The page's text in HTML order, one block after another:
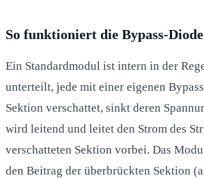
So funktioniert die Bypass-Diode
Ein Standardmodul ist intern in der
unterteilt, jede mit einer eigenen
Sektion verschattet, sinkt deren
wird leitend und leitet den Strom des
verschatteten Sektion vorbei. Das
den Beitrag der überbrückten Sektion